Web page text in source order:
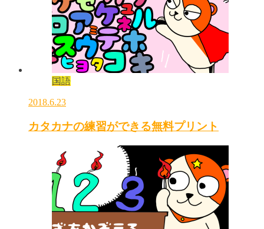
国語
2018.6.23
カタカナの練習ができる無料プリント